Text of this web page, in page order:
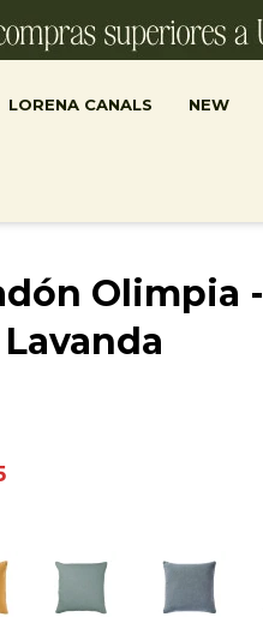
LORENA CANALS NEW
Olimpia -